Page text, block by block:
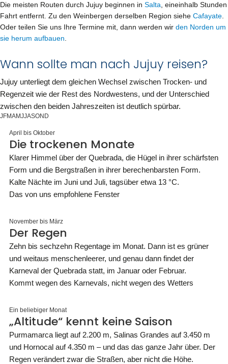
Die meisten Routen durch Jujuy beginnen in Salta , eineinhalb Stunden
Fahrt entfernt. Zu den Weinbergen derselben Region siehe Cafayate
Oder teilen Sie uns Ihre Termine mit, dann werden wir den Norden um
sie herum aufbauen
Wann sollte man nach Jujuy reisen?
Jujuy unterliegt dem gleichen Wechsel zwischen Trocken- und
Regenzeit wie der Rest des Nordwestens, und der Unterschied
zwischen den beiden Jahreszeiten ist deutlich spürbar.
J FMAMJJASON D
April bis Oktober
Die trockenen Monate
Klarer Himmel über der Quebrada, die Hügel in ihrer schärfsten
Form und die Bergstraßen in ihrer berechenbarsten Form.
Kalte Nächte im Juni und Juli, tagsüber etwa 13 °C.
Das von uns empfohlene Fenster
November bis März
Der Regen
Zehn bis sechzehn Regentage im Monat. Dann ist es grüner
und weitaus menschenleerer, und genau dann findet der
Karneval der Quebrada statt, im Januar oder Februar.
Kommt wegen des Karnevals, nicht wegen des Wetters
Ein beliebiger Monat
„Altitude“ kennt keine Saison
Purmamarca liegt auf 2.200 m, Salinas Grandes auf 3.450 m
und Hornocal auf 4.350 m – und das das ganze Jahr über. Der
Regen verändert zwar die Straßen, aber nicht die Höhe.